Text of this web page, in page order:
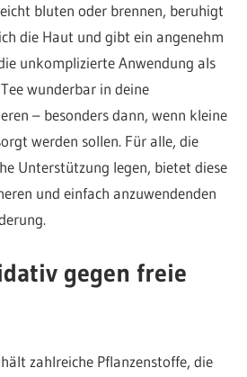
bluten oder brennen, beruhigt
die Haut und gibt ein angenehm
unkomplizierte Anwendung als
wunderbar in deine
– besonders dann, wenn kleine
werden sollen. Für alle, die
Unterstützung legen, bietet diese
und einfach anzuwendenden
gegen freie
zahlreiche Pflanzenstoffe, die